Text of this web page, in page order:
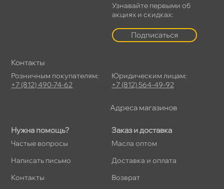
Нужна помощь?
Частые вопросы
Написать письмо
Контакты
Заказ и доставка
Масла оптом
Доставка и оплата
озврат
Узнавайте первыми о
акциях и скидках:
Подписаться
Контакты
Розничным покупателям:
+7 (812) 490-74-62
Юридическим лицам:
+7 (812) 564-49-92
Адреса магазино